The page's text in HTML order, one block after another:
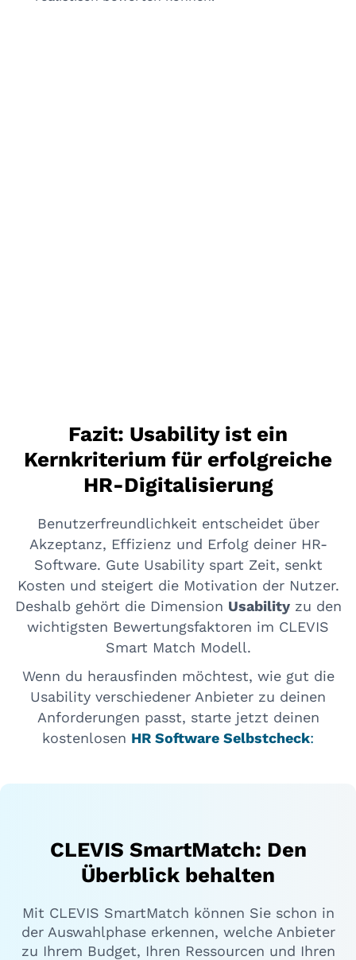
Fazit: Usability ist ein
Kernkriterium für erfolgreiche
HR-Digitalisierung
Benutzerfreundlichkeit entscheidet über
Akzeptanz, Effizienz und Erfolg deiner HR-
Software. Gute Usability spart Zeit, senkt
Kosten und steigert die Motivation der Nutzer.
Deshalb gehört die Dimension Usabilityzu den
wichtigsten Bewertungsfaktoren im CLEVIS
Smart Match Modell.
Wenn du herausfinden möchtest, wie gut die
Usability verschiedener Anbieter zu deinen
Anforderungen passt, starte jetzt deinen
kostenlosen HR Software Selbstcheck:
CLEVIS SmartMatch: Den
Überblick behalten
Mit CLEVIS SmartMatch können Sie schon in
der Auswahlphase erkennen, welche Anbieter
zu Ihrem Budget, Ihren Ressourcen und Ihren